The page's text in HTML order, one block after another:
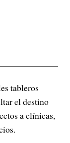
tableros
el destino
a clínicas,